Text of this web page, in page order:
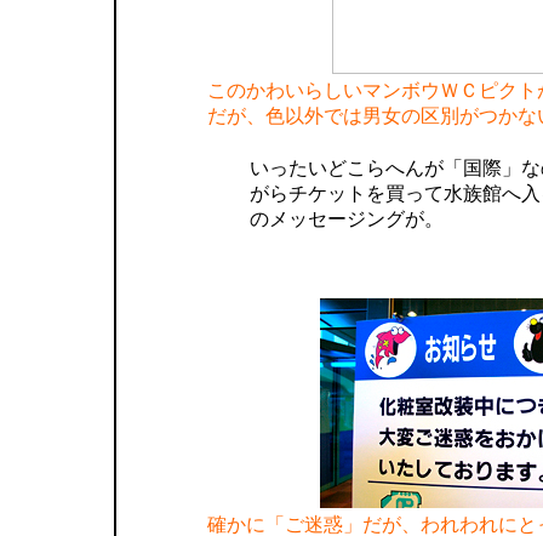
このかわいらしいマンボウＷＣピク
だが、色以外では男女の区別がつか
いったいどこらへんが「国際」
がらチケットを買って水族館へ
のメッセージングが。
確かに「ご迷惑」だが、われわれに